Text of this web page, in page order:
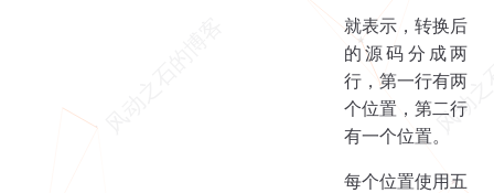
就表示，转换后
的源码分成两
行，第一行有两
个位置，第二行
有一个位置。
每个位置使用五